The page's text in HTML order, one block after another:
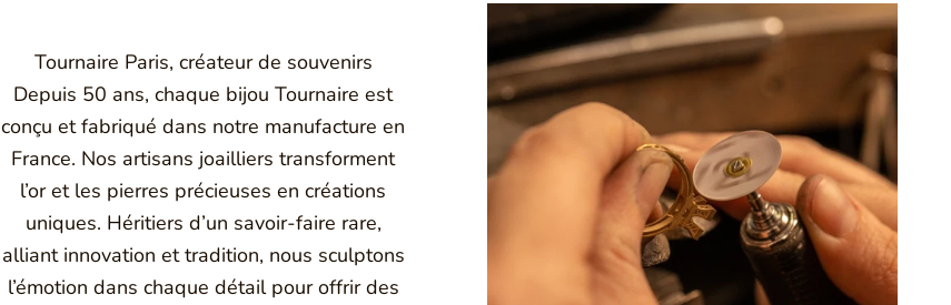
Tournaire Paris, créateur de souvenirs
Depuis 50 ans, chaque bijou Tournaire est
conçu et fabriqué dans notre manufacture en
France. Nos artisans joailliers transforment
l’or et les pierres précieuses en créations
uniques. Héritiers d’un savoir-faire rare,
alliant innovation et tradition, nous sculptons
l’émotion dans chaque détail pour offrir des